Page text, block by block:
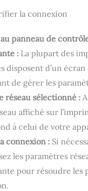
la connexion
panneau de
: La plupart des
disposent d’un
de gérer les
réseau sélectionné :
affiché sur
à celui de votre
connexion : Si
les paramètres
pour résoudre les